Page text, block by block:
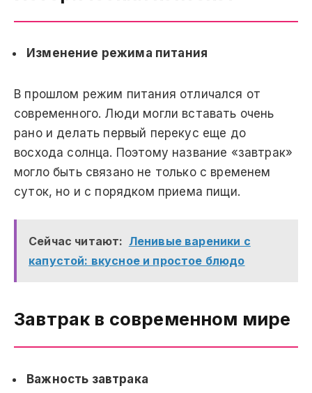
Изменение режима питания
В прошлом режим питания отличался от
современного. Люди могли вставать очень
рано и делать первый перекус еще до
восхода солнца. Поэтому название «завтрак»
могло быть связано не только с временем
суток, но и с порядком приема пищи.
Сейчас читают: Ленивые вареники с
капустой: вкусное и простое блюдо
Завтрак в современном мире
Важность завтрака